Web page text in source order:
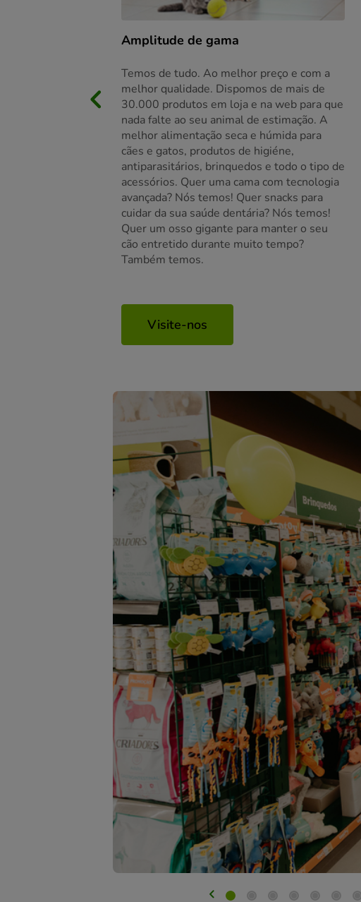
Amplitude de gama
Temos de tudo. Ao melhor preço e com a
melhor qualidade. Dispomos de mais de
30.000 produtos em loja e na web para que
nada falte ao seu animal de estimação. A
melhor alimentação seca e húmida para
cães e gatos, produtos de higiéne,
antiparasitários, brinquedos e todo o tipo de
acessórios. Quer uma cama com tecnologia
avançada? Nós temos! Quer snacks para
cuidar da sua saúde dentária? Nós temos!
Quer um osso gigante para manter o seu
cão entretido durante muito tempo?
Também temos.
Visite-nos